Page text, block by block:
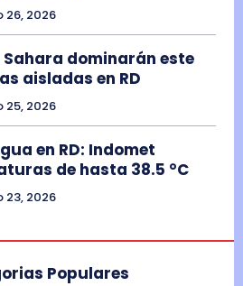
26, 2026
dominarán este
aisladas en RD
25, 2026
en RD: Indomet
de hasta 38.5 °C
23, 2026
Populares